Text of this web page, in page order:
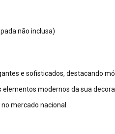
não inclusa)
e sofisticados, destacando
modernos da sua
mercado nacional.